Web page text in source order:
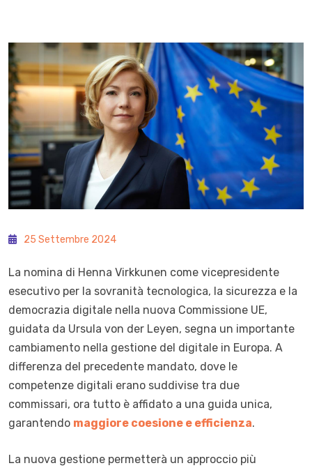
25 Settembre 2024
La nomina di Henna Virkkunen come vicepresidente
esecutivo per la sovranità tecnologica, la sicurezza e la
democrazia digitale nella nuova Commissione UE,
guidata da Ursula von der Leyen, segna un importante
cambiamento nella gestione del digitale in Europa. A
differenza del precedente mandato, dove le
competenze digitali erano suddivise tra due
commissari, ora tutto è affidato a una guida unica,
garantendo maggiore coesione e efficienza.
La nuova gestione permetterà un approccio più